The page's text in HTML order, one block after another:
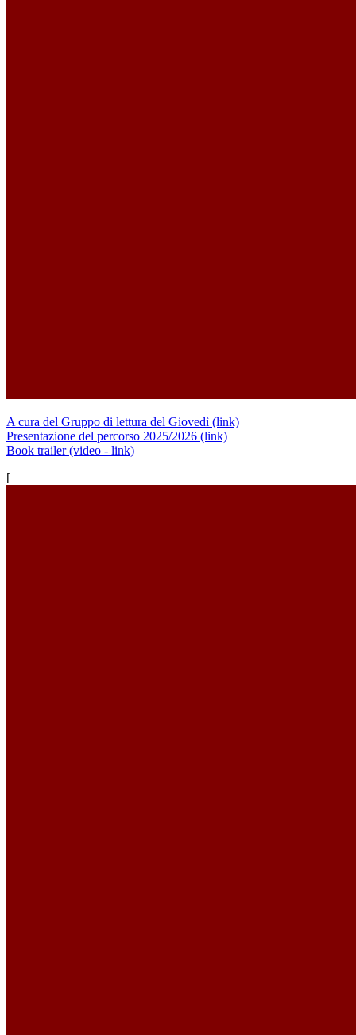
A cura del Gruppo di lettura del Giovedì (link)
Presentazione del percorso 2025/2026 (link)
Book trailer (video - link)
[